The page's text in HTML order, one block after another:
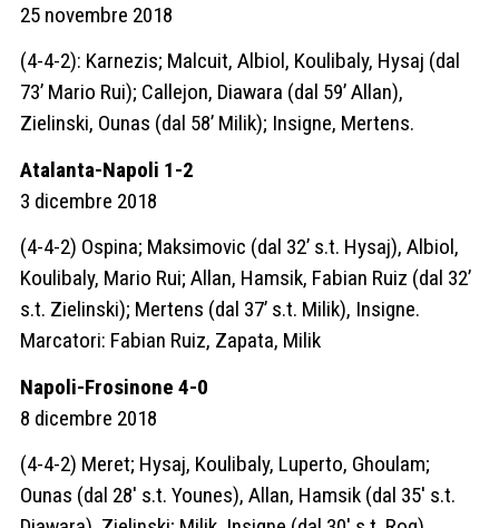
25 novembre 2018
(4-4-2): Karnezis; Malcuit, Albiol, Koulibaly, Hysaj (dal
73’ Mario Rui); Callejon, Diawara (dal 59’ Allan),
Zielinski, Ounas (dal 58’ Milik); Insigne, Mertens.
Atalanta-Napoli 1-2
3 dicembre 2018
(4-4-2) Ospina; Maksimovic (dal 32’ s.t. Hysaj), Albiol,
Koulibaly, Mario Rui; Allan, Hamsik, Fabian Ruiz (dal 32’
s.t. Zielinski); Mertens (dal 37’ s.t. Milik), Insigne.
Marcatori: Fabian Ruiz, Zapata, Milik
Napoli-Frosinone 4-0
8 dicembre 2018
(4-4-2) Meret; Hysaj, Koulibaly, Luperto, Ghoulam;
Ounas (dal 28′ s.t. Younes), Allan, Hamsik (dal 35′ s.t.